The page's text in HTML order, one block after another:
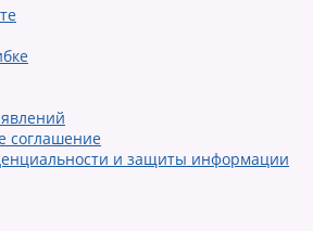
соглашение
и защиты информации